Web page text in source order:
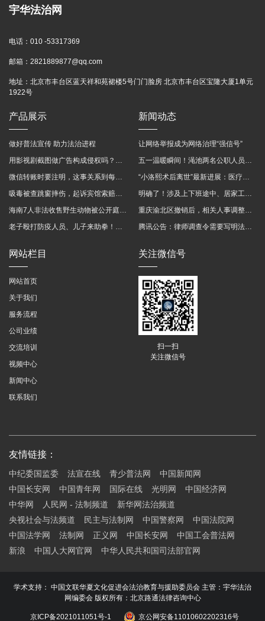
宇华法治网
电话： 010 -53317369
邮箱： 2821889877@qq.com
地址： 北京市丰台区蓝天祥和苑裙楼5号门门脸房 北京市丰台区宝隆大厦1单元
1922号
产品展示
做好普法宣传 助力法治进程
用影视剧截图做广告构成侵权吗？法院这样判
微信转账时要注明，这事关系到每个人……
吸毒被查跳窗摔伤，起诉宾馆索赔，法院这样判！
海南7人非法收售野生动物被公开庭审 涉案金额2100多万
老子殴打防疫人员、儿子来助拳！均被判刑
新闻动态
让网络举报成为网络治理“强信号”
五一温暖瞬间！渑池两名公职人员，路遇车祸挺身而出
“小洛熙术后离世”最新进展：医疗事故鉴定已启动
明确了！涉及上下班途中、居家工作等，这些情形可认定工伤→
重庆渝北区撤销后，相关人事调整再披露
腾讯公告：律师调查令需要写明法官手机号，2025年12月31日后施行
网站栏目
网站首页
关于我们
服务流程
公司业绩
交流培训
视频中心
新闻中心
联系我们
关注微信号
扫一扫
关注微信号
友情链接：
中纪委国监委 法宣在线 青少普法网
中国新闻网
中国长安网
中国青年网 国际在线 光明网
中国经济网
中华网
人民网 - 法制频道
新华网法治频道
央视社会与法频道
民主与法制网 中国警察网
中国法院网
中国法学网
法制网 正义网 中国长安网
中国工会普法网
新浪
中国人大网官网 中华人民共和国司法部官网
学术支持： 中国文联华夏文化促进会法治教育与援助委员会 主管：宇华法治
网编委会 版权所有：北京路通法律咨询中心
京ICP备2021011051号-1 京公网安备11010602202316号